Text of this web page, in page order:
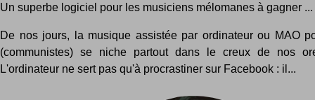
Un superbe logiciel pour les musiciens mélomanes à gagner ...
De nos jours, la musique assistée par ordinateur ou MAO
(communistes) se niche partout dans le creux de nos
L'ordinateur ne sert pas qu'à procrastiner sur Facebook : il...